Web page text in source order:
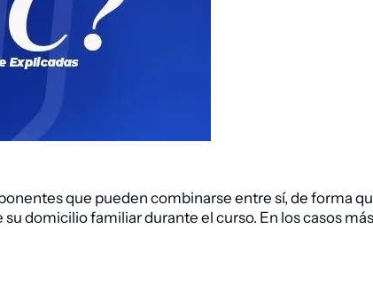
que pueden combinarse entre sí, de forma
domicilio familiar durante el curso. En los casos